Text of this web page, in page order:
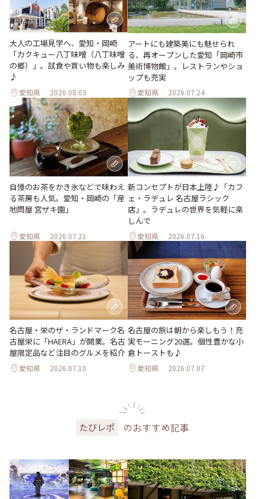
大人の工場見学へ、愛知・岡崎
「カクキュー八丁味噌（八丁味噌
の郷）」。試食や買い物も楽しみ
♪
愛知県 2026.08.03
アートにも建築美にも魅せられ
る、再オープンした愛知「岡崎市
美術博物館」。レストランやショ
ップも充実
愛知県 2026.07.24
自慢のお茶をかき氷などで味わえ
る茶房も人気。愛知・岡崎の「産
地問屋 宮ザキ園」
愛知県 2026.07.21
新コンセプトが日本上陸♪「カフ
ェ・ラデュレ 名古屋ラシック
店」。ラデュレの世界を気軽に楽
しんで
愛知県 2026.07.16
名古屋・栄のザ・ランドマーク名
古屋栄に「HAERA」が開業。名古
屋限定品など注目のグルメを紹介
愛知県 2026.07.10
名古屋の旅は朝から楽しもう！充
実モーニング20選。個性豊かな小
倉トーストも♪
愛知県 2026.07.07
たびレポ のおすすめ記事